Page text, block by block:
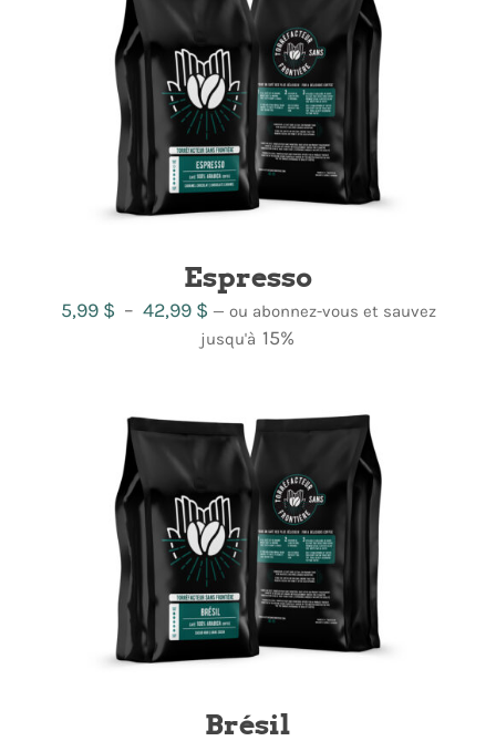
Espresso
5,99 $ – 42,99 $Plage
de
à
42,99 $
— ou abonnez-vous et sauvez
jusqu'à 15%
Brésil